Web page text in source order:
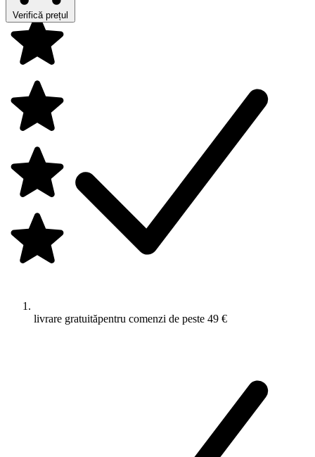
Verifică prețul
livrare gratuităpentru comenzi de peste 49 €